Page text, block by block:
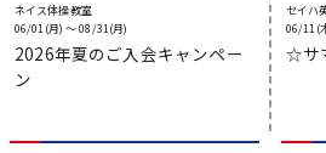
ネイス体操教室
06/01(月) 〜 08/31(月)
2026年夏のご入会キャンペー
ン
セイハ
06/11(
☆サ